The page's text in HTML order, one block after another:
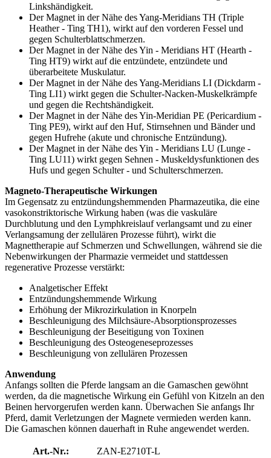
Linkshändigkeit.
Der Magnet in der Nähe des Yang-Meridians TH (Triple
Heather - Ting TH1), wirkt auf den vorderen Fessel und
gegen Schulterblattschmerzen.
Der Magnet in der Nähe des Yin - Meridians HT (Hearth -
Ting HT9) wirkt auf die entzündete, entzündete und
überarbeitete Muskulatur.
Der Magnet in der Nähe des Yang-Meridians LI (Dickdarm -
Ting LI1) wirkt gegen die Schulter-Nacken-Muskelkrämpfe
und gegen die Rechtshändigkeit.
Der Magnet in der Nähe des Yin-Meridian PE (Pericardium -
Ting PE9), wirkt auf den Huf, Stirnsehnen und Bänder und
gegen Hufrehe (akute und chronische Entzündung).
Der Magnet in der Nähe des Yin - Meridians LU (Lunge -
Ting LU11) wirkt gegen Sehnen - Muskeldysfunktionen des
Hufs und gegen Schulter - und Schulterschmerzen.
Magneto-Therapeutische Wirkungen
Im Gegensatz zu entzündungshemmenden Pharmazeutika, die eine
vasokonstriktorische Wirkung haben (was die vaskuläre
Durchblutung und den Lymphkreislauf verlangsamt und zu einer
Verlangsamung der zellulären Prozesse führt), wirkt die
Magnettherapie auf Schmerzen und Schwellungen, während sie die
Nebenwirkungen der Pharmazie vermeidet und stattdessen
regenerative Prozesse verstärkt:
Analgetischer Effekt
Entzündungshemmende Wirkung
Erhöhung der Mikrozirkulation in Knorpeln
Beschleunigung des Milchsäure-Absorptionsprozesses
Beschleunigung der Beseitigung von Toxinen
Beschleunigung des Osteogeneseprozesses
Beschleunigung von zellulären Prozessen
Anwendung
Anfangs sollten die Pferde langsam an die Gamaschen gewöhnt
werden, da die magnetische Wirkung ein Gefühl von Kitzeln an den
Beinen hervorgerufen werden kann. Überwachen Sie anfangs Ihr
Pferd, damit Verletzungen der Magnete vermieden werden kann.
Die Gamaschen können dauerhaft in Ruhe angewendet werden.
Art.-Nr.:
ZAN-E2710T-L